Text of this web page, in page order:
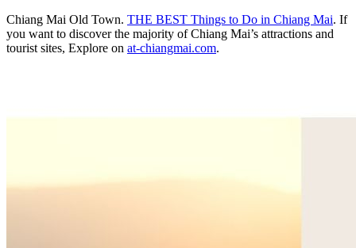
Chiang Mai Old Town. THE BEST Things to Do in Chiang Mai. If
you want to discover the majority of Chiang Mai’s attractions and
tourist sites, Explore on at-chiangmai.com.